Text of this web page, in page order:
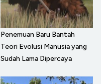
Penemuan Baru Bantah
Teori Evolusi Manusia yang
Sudah Lama Dipercaya